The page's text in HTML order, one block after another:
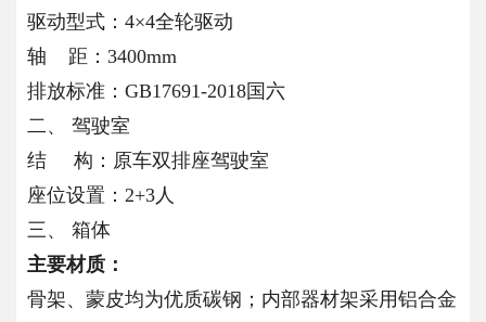
驱动型式：4×4全轮驱动
轴 距：3400mm
排放标准：GB17691-2018国六
二、 驾驶室
结 构：原车双排座驾驶室
座位设置：2+3人
三、 箱体
主要材质：
骨架、蒙皮均为优质碳钢；内部器材架采用铝合金